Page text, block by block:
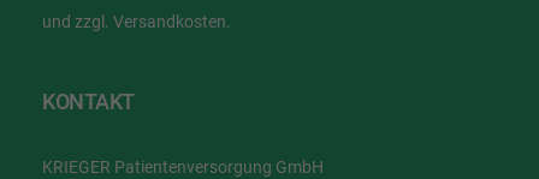
und zzgl. Versandkosten.
KONTAKT
KRIEGER Patientenversorgung GmbH